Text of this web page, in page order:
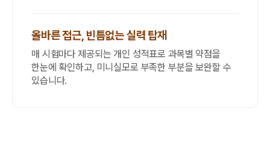
올바른 접근, 빈틈없는 실력 탑재
매 시험마다 제공되는 개인 성적표로 과목별 약점을
한눈에 확인하고, 미니실모로 부족한 부분을 보완할 수
있습니다.